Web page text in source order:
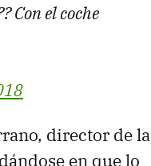
Con el coche
director de la
en que lo